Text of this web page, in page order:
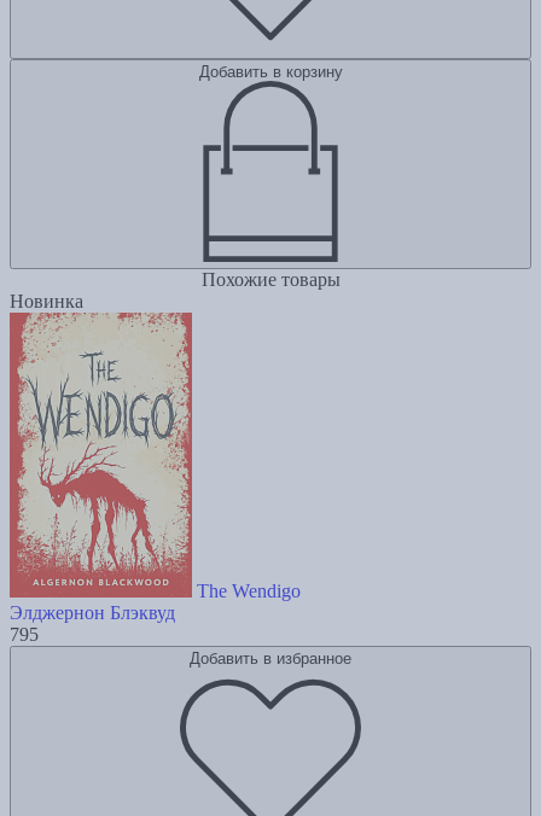
Добавить в корзину
Похожие товары
Новинка
The Wendigo
Элджернон Блэквуд
795
Добавить в избранное